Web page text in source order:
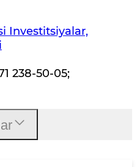
Investitsiyalar,
238-50-05;